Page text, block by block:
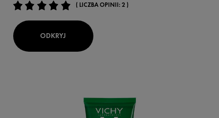
( LICZBA OPINII: 2 )
ODKRYJ